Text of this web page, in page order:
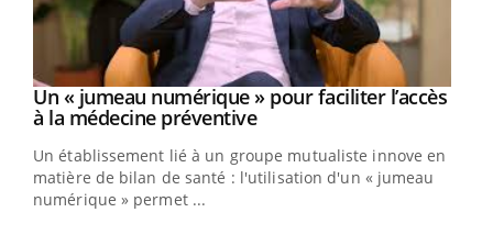
Youtube
Un « jumeau numérique » pour faciliter l’accès
à la médecine préventiveYoutube
Un établissement lié à un groupe mutualiste innove en
matière de bilan de santé : l'utilisation d'un « jumeau
numérique » permet ...